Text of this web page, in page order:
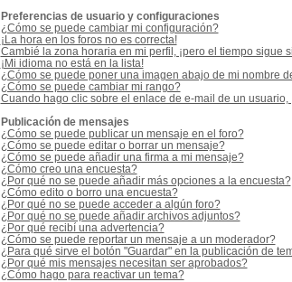
Preferencias de usuario y configuraciones
¿Cómo se puede cambiar mi configuración?
¡La hora en los foros no es correcta!
Cambié la zona horaria en mi perfil, ¡pero el tiempo sigue
¡Mi idioma no está en la lista!
¿Cómo se puede poner una imagen abajo de mi nombre
¿Cómo se puede cambiar mi rango?
Cuando hago clic sobre el enlace de e-mail de un usuario,
Publicación de mensajes
¿Cómo se puede publicar un mensaje en el foro?
¿Cómo se puede editar o borrar un mensaje?
¿Cómo se puede añadir una firma a mi mensaje?
¿Cómo creo una encuesta?
¿Por qué no se puede añadir más opciones a la encuesta?
¿Cómo edito o borro una encuesta?
¿Por qué no se puede acceder a algún foro?
¿Por qué no se puede añadir archivos adjuntos?
¿Por qué recibí una advertencia?
¿Cómo se puede reportar un mensaje a un moderador?
¿Para qué sirve el botón "Guardar" en la publicación de
¿Por qué mis mensajes necesitan ser aprobados?
¿Cómo hago para reactivar un tema?